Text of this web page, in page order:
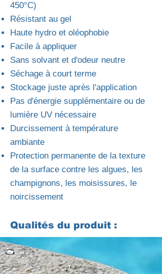
450°C)
Résistant au gel
Haute hydro et oléophobie
Facile à appliquer
Sans solvant et d'odeur neutre
Séchage à court terme
Stockage juste après l'application
Pas d'énergie supplémentaire ou de
lumière UV nécessaire
Durcissement à température
ambiante
Protection permanente de la texture
de la surface contre les algues, les
champignons, les moisissures, le
noircissement
Qualités du produit :